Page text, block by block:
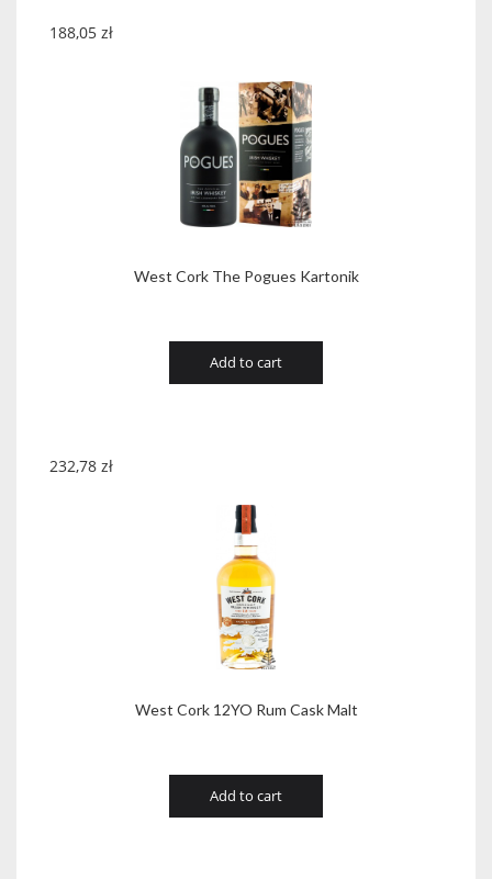
West Cork The Pogues Kartonik
188,05 zł
Add to cart
West Cork 12YO Rum Cask Malt
232,78 zł
Add to cart